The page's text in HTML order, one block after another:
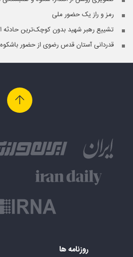
رمز و راز یک حضور ملی
تشییع رهبر شهید بدون کوچک‌ترین حادثه
قدردانی آستان قدس رضوی از حضور
روزنامه ها